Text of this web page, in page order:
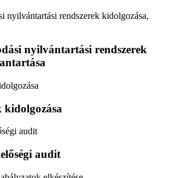
nyilvántartási rendszerek
kidolgozása
audit